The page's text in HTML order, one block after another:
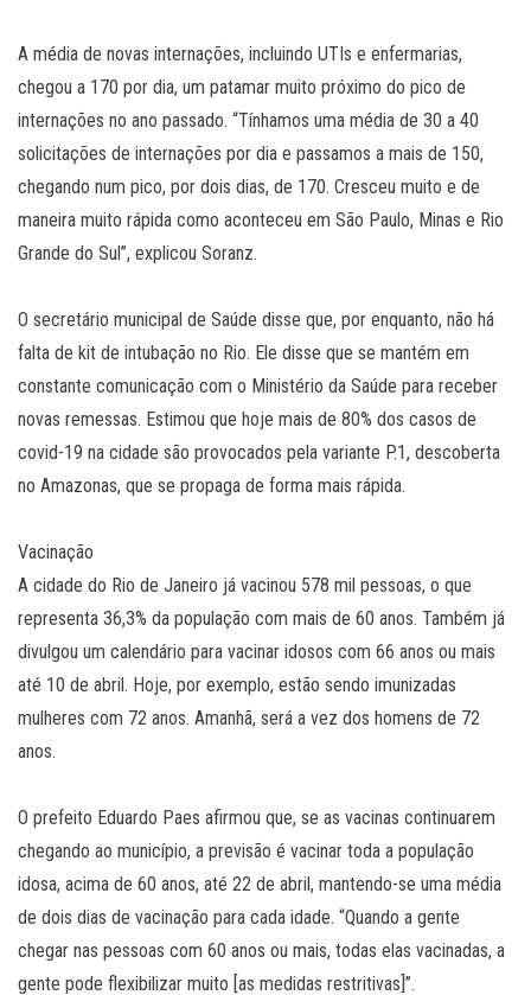
A média de novas internações, incluindo UTIs e enfermarias,
chegou a 170 por dia, um patamar muito próximo do pico de
internações no ano passado. “Tínhamos uma média de 30 a 40
solicitações de internações por dia e passamos a mais de 150,
chegando num pico, por dois dias, de 170. Cresceu muito e de
maneira muito rápida como aconteceu em São Paulo, Minas e Rio
Grande do Sul”, explicou Soranz.
O secretário municipal de Saúde disse que, por enquanto, não há
falta de kit de intubação no Rio. Ele disse que se mantém em
constante comunicação com o Ministério da Saúde para receber
novas remessas. Estimou que hoje mais de 80% dos casos de
covid-19 na cidade são provocados pela variante P.1, descoberta
no Amazonas, que se propaga de forma mais rápida.
Vacinação
A cidade do Rio de Janeiro já vacinou 578 mil pessoas, o que
representa 36,3% da população com mais de 60 anos. Também já
divulgou um calendário para vacinar idosos com 66 anos ou mais
até 10 de abril. Hoje, por exemplo, estão sendo imunizadas
mulheres com 72 anos. Amanhã, será a vez dos homens de 72
anos.
O prefeito Eduardo Paes afirmou que, se as vacinas continuarem
chegando ao município, a previsão é vacinar toda a população
idosa, acima de 60 anos, até 22 de abril, mantendo-se uma média
de dois dias de vacinação para cada idade. “Quando a gente
chegar nas pessoas com 60 anos ou mais, todas elas vacinadas, a
gente pode flexibilizar muito [as medidas restritivas]”.